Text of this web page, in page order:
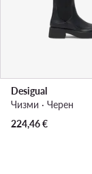
Desigual
Чизми · Черен
224,46€